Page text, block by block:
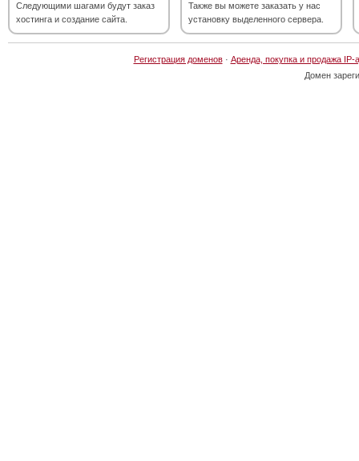
Следующими шагами будут заказ
хостинга и создание сайта.
Также вы можете заказать у нас
установку выделенного сервера.
Регистрация доменов· Аренда, покупка и продажа IP-
Домен